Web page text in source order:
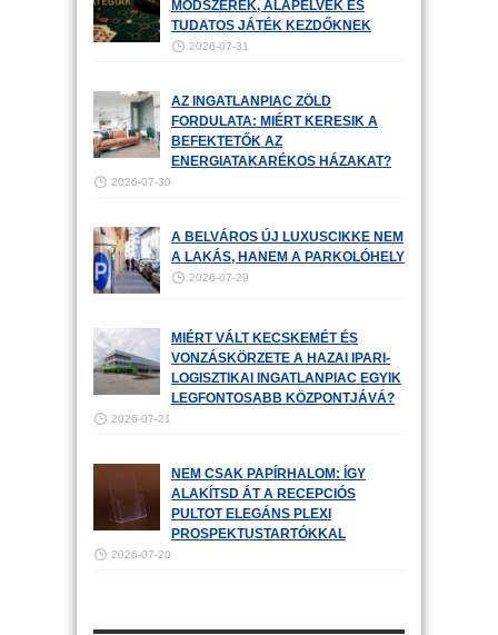
MÓDSZEREK, ALAPELVEK ÉS
TUDATOS JÁTÉK KEZDŐKNEK
2026-07-31
AZ INGATLANPIAC ZÖLD
FORDULATA: MIÉRT KERESIK A
BEFEKTETŐK AZ
ENERGIATAKARÉKOS HÁZAKAT?
2026-07-30
A BELVÁROS ÚJ LUXUSCIKKE NEM
A LAKÁS, HANEM A PARKOLÓHELY
2026-07-29
MIÉRT VÁLT KECSKEMÉT ÉS
VONZÁSKÖRZETE A HAZAI IPARI-
LOGISZTIKAI INGATLANPIAC EGYIK
LEGFONTOSABB KÖZPONTJÁVÁ?
2026-07-21
NEM CSAK PAPÍRHALOM: ÍGY
ALAKÍTSD ÁT A RECEPCIÓS
PULTOT ELEGÁNS PLEXI
PROSPEKTUSTARTÓKKAL
2026-07-20